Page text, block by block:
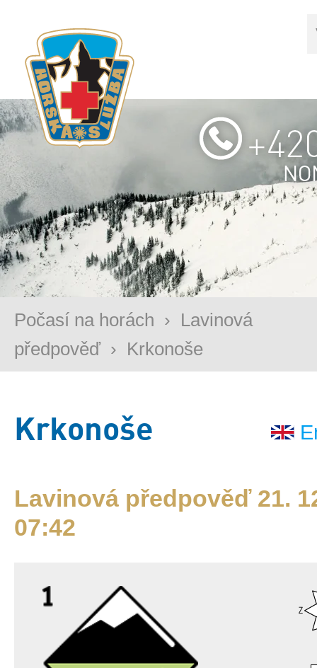
Počasí na horách › Lavinová
předpověď › Krkonoše
Krkonoše
Lavinová předpověď 21.
07:42